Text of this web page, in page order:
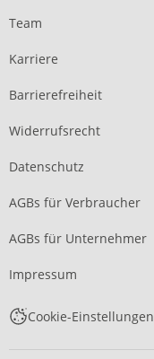
Team
Karriere
Barrierefreiheit
Widerrufsrecht
Datenschutz
AGBs für Verbraucher
AGBs für Unternehmer
Impressum
Cookie-Einstellungen